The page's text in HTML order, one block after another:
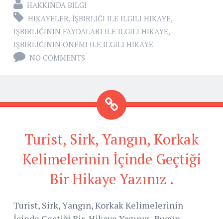
HAKKINDA BILGI
HIKAYELER, İŞBIRLIĞI ILE ILGILI HIKAYE,
IŞBIRLIĞININ FAYDALARI ILE ILGILI HIKAYE,
IŞBIRLIĞININ ÖNEMI ILE ILGILI HIKAYE
NO COMMENTS
Turist, Sirk, Yangın, Korkak
Kelimelerinin İçinde Geçtiği
Bir Hikaye Yazınız .
Turist, Sirk, Yangın, Korkak Kelimelerinin